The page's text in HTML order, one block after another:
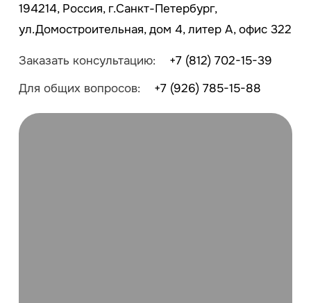
194214, Россия, г.Санкт-Петербург,
ул.Домостроительная, дом 4, литер А, офис 322
Заказать консультацию:
+7 (812) 702-15-39
Для общих вопросов:
+7 (926) 785-15-88